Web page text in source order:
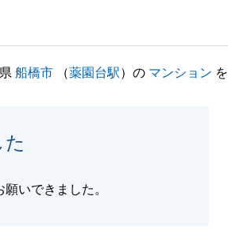
船橋市 （薬園台駅）の マンション を
いできました。